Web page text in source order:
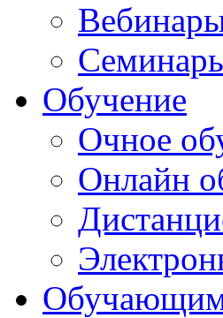
Обучение
Очное
Онлайн